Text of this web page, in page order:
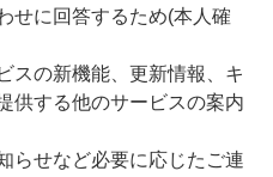
せに回答するため(本人確
スの新機能、更新情報、キ
供する他のサービスの案内
らせなど必要に応じたご連